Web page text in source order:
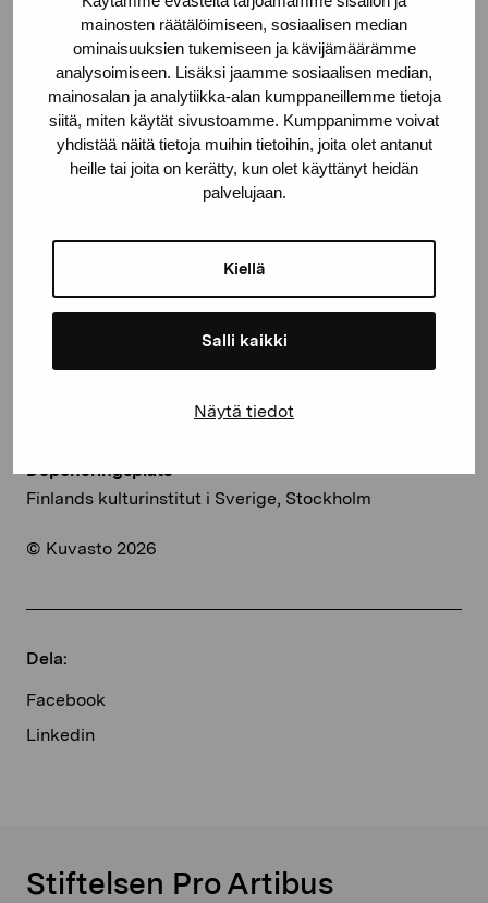
mainosten räätälöimiseen, sosiaalisen median
ominaisuuksien tukemiseen ja kävijämäärämme
analysoimiseen. Lisäksi jaamme sosiaalisen median,
mainosalan ja analytiikka-alan kumppaneillemme tietoja
siitä, miten käytät sivustoamme. Kumppanimme voivat
yhdistää näitä tietoja muihin tietoihin, joita olet antanut
heille tai joita on kerätty, kun olet käyttänyt heidän
palvelujaan.
Kiellä
Salli kaikki
Näytä tiedot
Verkets namn
Verkligheten är en outgrundlig plats
Konstnär
Holländer Ylva
1348
2021
Teknik
keramik och assemblage
Deponeringsplats
Finlands kulturinstitut i Sverige, Stockholm
© Kuvasto 2026
Dela:
Facebook
Linkedin
Stiftelsen Pro Artibus